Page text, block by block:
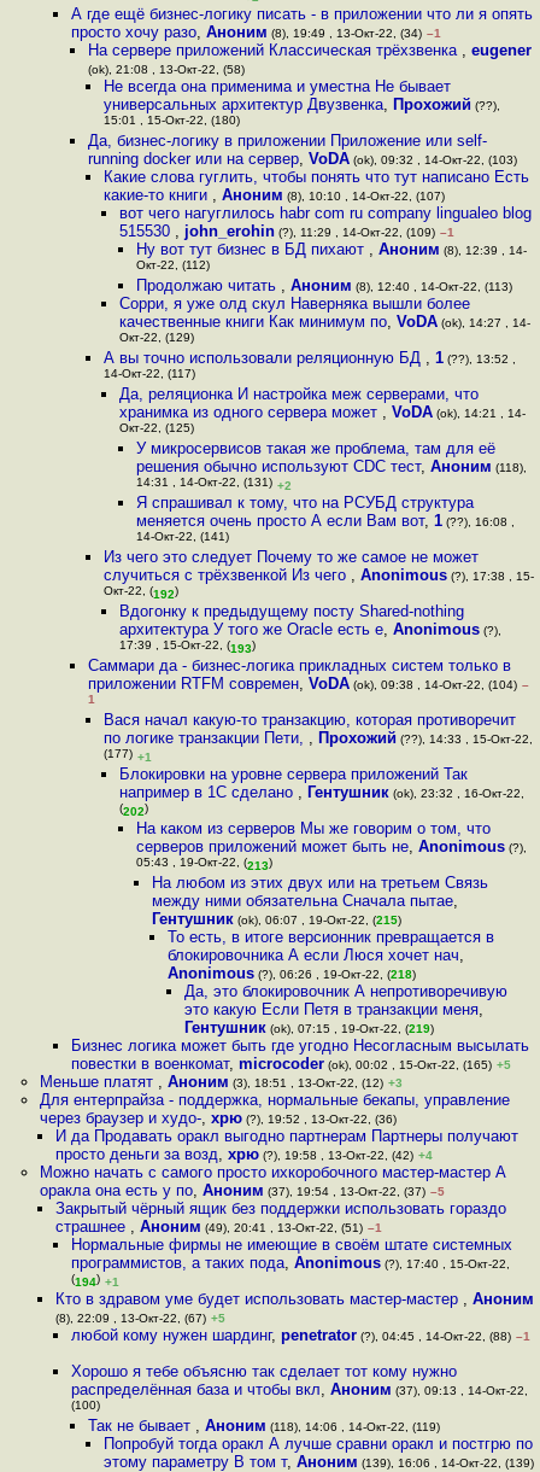
А где ещё бизнес-логику писать - в приложении что ли я опять
просто хочу разо,Аноним (8), 19:49 , 13-Окт-22, (34) –1
На сервере приложений Классическая трёхзвенка , eugener
(ok), 21:08 , 13-Окт-22, (58)
Не всегда она применима и уместна Не бывает
универсальных архитектур Двузвенка, Прохожий (??),
15:01 , 15-Окт-22, (180)
Да, бизнес-логику в приложении Приложение или self-
running docker или на сервер, VoDA(ok), 09:32 , 14-Окт-22, (103)
Какие слова гуглить, чтобы понять что тут написано Есть
какие-то книги , Аноним (8), 10:10 , 14-Окт-22, (107)
вот чего нагуглилось habr com ru company lingualeo blog
515530 , john_erohin (?), 11:29 , 14-Окт-22, (109) –1
Ну вот тут бизнес в БД пихают , Аноним (8), 12:39 , 14-
Окт-22, (112)
Продолжаю читать , Аноним (8), 12:40 , 14-Окт-22, (113)
Сорри, я уже олд скул Наверняка вышли более
качественные книги Как минимум по,VoDA (ok), 14:27 , 14-
Окт-22, (129)
А вы точно использовали реляционную БД , 1(??), 13:52 ,
14-Окт-22, (117)
Да, реляционка И настройка меж серверами, что
хранимка из одного сервера может ,VoDA (ok), 14:21 , 14-
Окт-22, (125)
У микросервисов такая же проблема, там для её
решения обычно используют CDC тест, Аноним (118),
14:31 , 14-Окт-22, (131) +2
Я спрашивал к тому, что на РСУБД структура
меняется очень просто А если Вам вот, 1(??), 16:08 ,
14-Окт-22, (141)
Из чего это следует Почему то же самое не может
случиться с трёхзвенкой Из чего , Anonimous(?), 17:38 , 15-
Окт-22, (192)
Вдогонку к предыдущему посту Shared-nothing
архитектура У того же Oracle есть е,Anonimous (?),
17:39 , 15-Окт-22, (193)
Саммари да - бизнес-логика прикладных систем только в
приложении RTFM современ, VoDA(ok), 09:38 , 14-Окт-22, (104) –
1
Вася начал какую-то транзакцию, которая противоречит
по логике транзакции Пети, , Прохожий (??), 14:33 , 15-Окт-22,
(177) +1
Блокировки на уровне сервера приложений Так
например в 1С сделано , Гентушник (ok), 23:32 , 16-Окт-22,
(202)
На каком из серверов Мы же говорим о том, что
серверов приложений может быть не, Anonimous(?),
05:43 , 19-Окт-22, (213)
На любом из этих двух или на третьем Связь
между ними обязательна Сначала пытае,
Гентушник(ok), 06:07 , 19-Окт-22, (215)
То есть, в итоге версионник превращается в
блокировочника А если Люся хочет нач,
Anonimous (?), 06:26 , 19-Окт-22, (218)
Да, это блокировочник А непротиворечивую
это какую Если Петя в транзакции меня,
Гентушник(ok), 07:15 , 19-Окт-22, (219)
Бизнес логика может быть где угодно Несогласным высылать
повестки в военкомат,microcoder (ok), 00:02 , 15-Окт-22, (165) +5
Меньше платят , Аноним (3), 18:51 , 13-Окт-22, (12) +3
Для ентерпрайза - поддержка, нормальные бекапы, управление
через браузер и худо-, хрю(?), 19:52 , 13-Окт-22, (36)
И да Продавать оракл выгодно партнерам Партнеры получают
просто деньги за возд, хрю(?), 19:58 , 13-Окт-22, (42) +4
Можно начать с самого просто ихкоробочного мастер-мастер А
оракла она есть у по, Аноним (37), 19:54 , 13-Окт-22, (37) –5
Закрытый чёрный ящик без поддержки использовать гораздо
страшнее , Аноним (49), 20:41 , 13-Окт-22, (51) –1
Нормальные фирмы не имеющие в своём штате системных
программистов, а таких пода,Anonimous (?), 17:40 , 15-Окт-22,
(194) +1
Кто в здравом уме будет использовать мастер-мастер , Аноним
(8), 22:09 , 13-Окт-22, (67) +5
любой кому нужен шардинг,penetrator (?), 04:45 , 14-Окт-22, (88) –1
Хорошо я тебе объясню так сделает тот кому нужно
распределённая база и чтобы вкл,Аноним (37), 09:13 , 14-Окт-22,
(100)
Так не бывает , Аноним (118), 14:06 , 14-Окт-22, (119)
Попробуй тогда оракл А лучше сравни оракл и постгрю по
этому параметру В том т, Аноним (139), 16:06 , 14-Окт-22, (139)